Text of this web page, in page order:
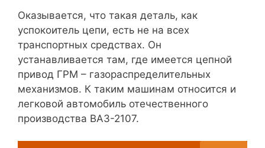
Оказывается, что такая деталь, как
успокоитель цепи, есть не на всех
транспортных средствах. Он
устанавливается там, где имеется цепной
привод ГРМ – газораспределительных
механизмов. К таким машинам относится и
легковой автомобиль отечественного
производства ВАЗ-2107.